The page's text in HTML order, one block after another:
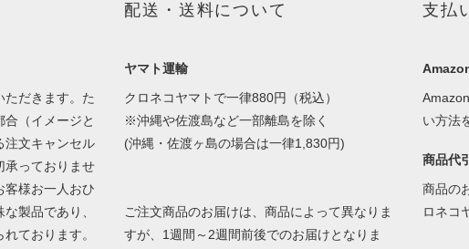
ただきます。た
（イメージと
注文キャンセル
承っておりませ
客様お一人おひ
製品であり、
ております。
配送・送料について
ヤマト運輸
クロネコヤマトで一律880円（税込）
※沖縄や佐渡島など一部離島を除く
(沖縄・佐渡ヶ島の場合は一律1,830円)
ご注文商品のお届けは、商品によって異なりま
すが、1週間～2週間前後でのお届けとなりま
支払
い方法
商品代
商品の
ロネコ